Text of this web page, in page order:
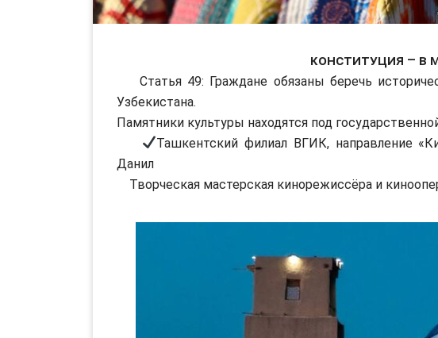
Конституция – в
Статья 49: Граждане обязаны беречь
Узбекистана.
Памятники культуры находятся под
Ташкентский филиал ВГИК, направление
Данил
Творческая мастерская кинорежиссёра и